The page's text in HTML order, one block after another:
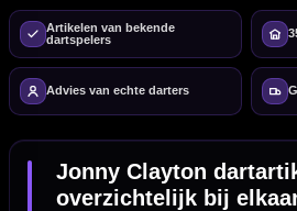
Artikelen van bekende
dartspelers
Advies van echte darters
Jonny Clayton
overzichtelijk bij